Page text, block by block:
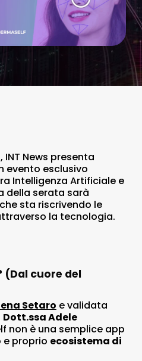
, INT News presenta
evento esclusivo
Intelligenza Artificiale e
della serata sarà
sta riscrivendo le
la tecnologia.
(Dal cuore del
Setaro e validata
Dott.ssa Adele
non è una semplice app
e proprio ecosistema di